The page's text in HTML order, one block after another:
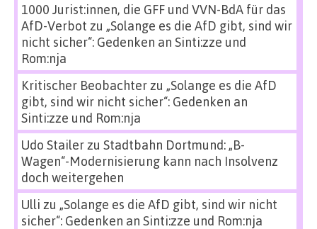
1000 Jurist:innen, die GFF und VVN-BdA für das
AfD-Verbot zu „Solange es die AfD gibt, sind wir
nicht sicher“: Gedenken an Sinti:zze und
Rom:nja
Kritischer Beobachterzu „Solange es die AfD
gibt, sind wir nicht sicher“: Gedenken an
Sinti:zze und Rom:nja
Udo Stailerzu Stadtbahn Dortmund: „B-
Wagen“-Modernisierung kann nach Insolvenz
doch weitergehen
Ulli zu „Solange es die AfD gibt, sind wir nicht
sicher“: Gedenken an Sinti:zze und Rom:nja